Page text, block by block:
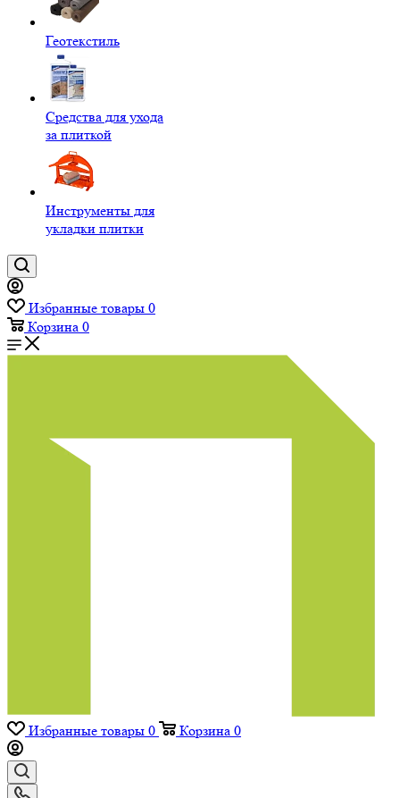
Геотекстиль
Средства для ухода
за плиткой
Инструменты для
укладки плитки
Избранные товары 0
Корзина 0
Избранные товары 0 Корзина 0